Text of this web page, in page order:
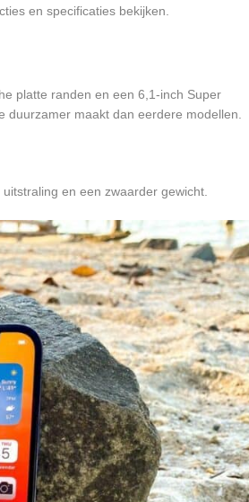
en specificaties bekijken.
platte randen en een 6,1-inch Super
duurzamer maakt dan eerdere modellen.
en een zwaarder gewicht.